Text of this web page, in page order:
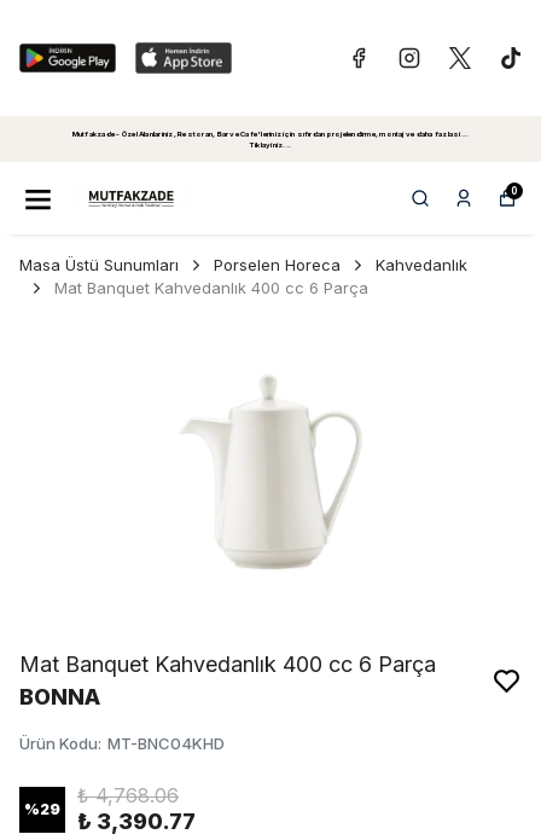
Mutfakzade - Özel Alanlariniz, Restoran, Bar ve Cafe'leriniz için sıfırdan projelendirme, montaj ve daha fazlasi...
Tiklayiniz...
0
Masa Üstü Sunumları Porselen Horeca
Kahvedanlık
Mat Banquet Kahvedanlık 400 cc 6 Parça
Mat Banquet Kahvedanlık 400 cc 6 Parça
BONNA
Ürün Kodu: MT-BNC04KHD
%29
₺ 4,768.06
₺ 3,390.77